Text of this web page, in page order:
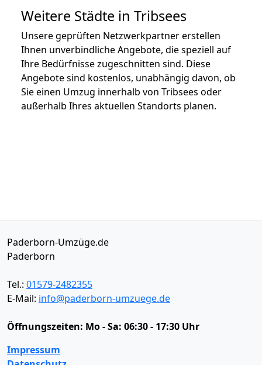
Weitere Städte in Tribsees
Unsere geprüften Netzwerkpartner erstellen
Ihnen unverbindliche Angebote, die speziell auf
Ihre Bedürfnisse zugeschnitten sind. Diese
Angebote sind kostenlos, unabhängig davon, ob
Sie einen Umzug innerhalb von Tribsees oder
außerhalb Ihres aktuellen Standorts planen.
Paderborn-Umzüge.de
Paderborn
Tel.: 01579-2482355
E-Mail: info@paderborn-umzuege.de
Öffnungszeiten: Mo - Sa: 06:30 - 17:30 Uhr
Impressum